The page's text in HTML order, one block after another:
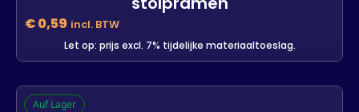
€0,59 incl. BTW
Let op: prijs excl. 7% tijdelijke materiaaltoeslag.
Q-lon zwarte afdekkappen voor
Auf Lager